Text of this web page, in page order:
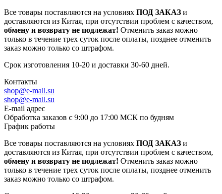
Все товары поставляются на условиях ПОД ЗАКАЗ и
доставляются из Китая, при отсутствии проблем с качеством,
обмену и возврату не подлежат! Отменить заказ можно
только в течение трех суток после оплаты, позднее отменить
заказ можно только со штрафом.
Срок изготовления 10-20 и доставки 30-60 дней.
Контакты
shop@e-mall.su
shop@e-mall.su
E-mail адрес
Обработка заказов с 9:00 до 17:00 МСК по будням
График работы
Все товары поставляются на условиях ПОД ЗАКАЗ и
доставляются из Китая, при отсутствии проблем с качеством,
обмену и возврату не подлежат! Отменить заказ можно
только в течение трех суток после оплаты, позднее отменить
заказ можно только со штрафом.